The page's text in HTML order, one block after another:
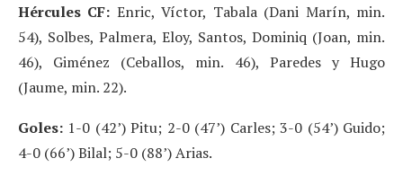
Hércules CF: Enric, Víctor, Tabala (Dani Marín, min.
54), Solbes, Palmera, Eloy, Santos, Dominiq (Joan, min.
46), Giménez (Ceballos, min. 46), Paredes y Hugo
(Jaume, min. 22).
Goles: 1-0 (42’) Pitu; 2-0 (47’) Carles; 3-0 (54’) Guido;
4-0 (66’) Bilal; 5-0 (88’) Arias.